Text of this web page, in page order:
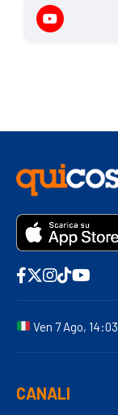
Ven 7 Ago, 14:03
CANALI